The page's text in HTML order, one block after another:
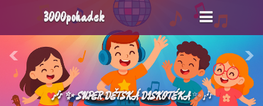
🎶 ✨ SUPER DĚTSKÁ DISKOTÉKA✨🎶
✨ Buď DJem/DJkou - namíchej si vlastní
playlist a rozjeď velkou MUSIC SHOW pro sebe i
PRO KAMARÁDY!😀 🎶🎈 🚀
3000pohadek